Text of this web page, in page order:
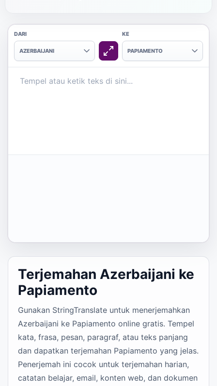
DARI
AZERBAIJANI
KE
PAPIAMENTO
Terjemahan Azerbaijani ke
Papiamento
Gunakan StringTranslate untuk menerjemahkan
Azerbaijani ke Papiamento online gratis. Tempel
kata, frasa, pesan, paragraf, atau teks panjang
dan dapatkan terjemahan Papiamento yang jelas.
Penerjemah ini cocok untuk terjemahan harian,
catatan belajar, email, konten web, dan dokumen